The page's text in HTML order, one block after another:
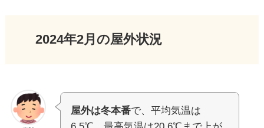
2024年2月の屋外状況
屋外は冬本番で、平均気温は